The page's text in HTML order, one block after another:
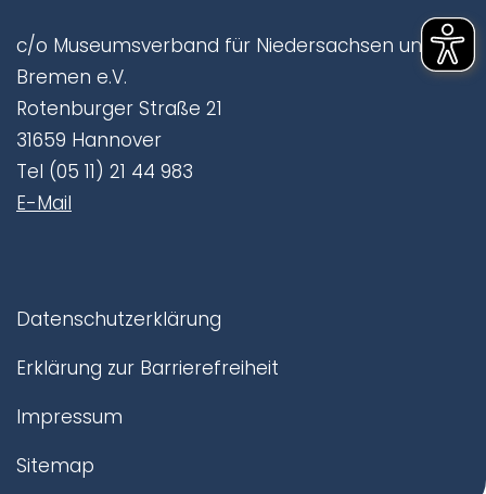
c/o Museumsverband für Niedersachsen und
Bremen e.V.
Rotenburger Straße 21
31659 Hannover
Tel (05 11) 21 44 983
E-Mail
Datenschutzerklärung
Erklärung zur Barrierefreiheit
Impressum
Sitemap